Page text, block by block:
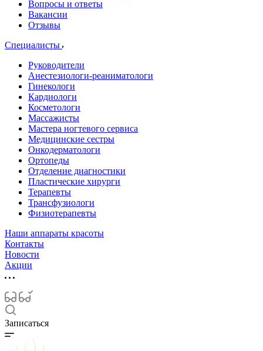
Вопросы и ответы
Вакансии
Отзывы
Специалисты
Руководители
Анестезиологи-реаниматологи
Гинекологи
Кардиологи
Косметологи
Массажисты
Мастера ногтевого сервиса
Медицинские сестры
Онкодерматологи
Ортопеды
Отделение диагностики
Пластические хирурги
Терапевты
Трансфузиологи
Физиотерапевты
Наши аппараты красоты
Контакты
Новости
Акции
Записаться